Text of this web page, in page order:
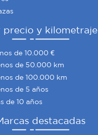
precio y kilometraje
de 10.000 €
de 50.000 km
de 100.000 km
de 5 años
de 10 años
destacadas